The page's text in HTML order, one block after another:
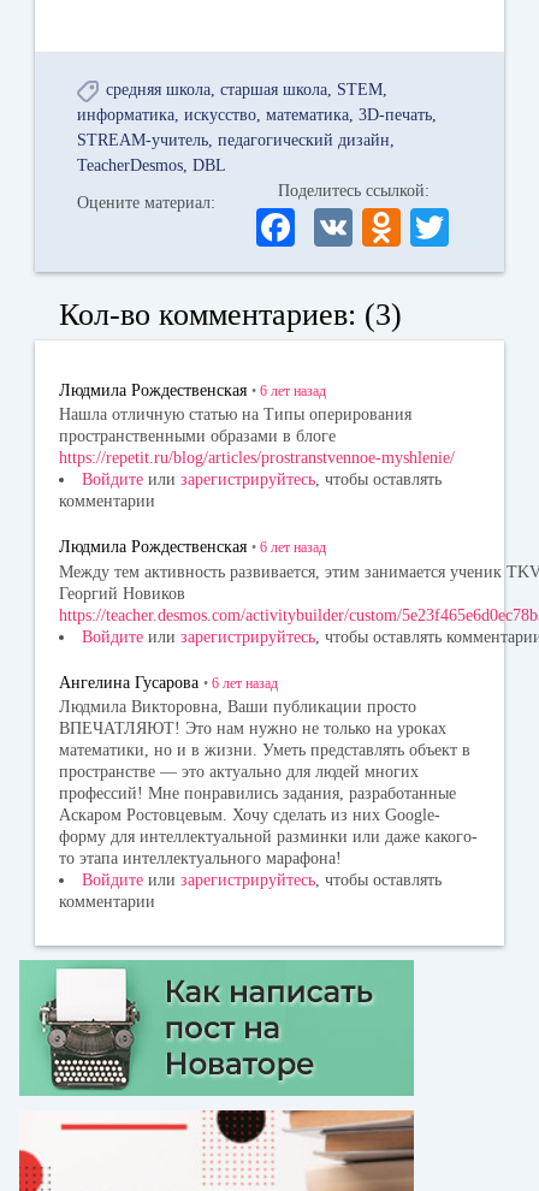
средняя школа старшая школа STEM
информатика искусство математика 3D-печать
STREAM-учитель педагогический дизайн
TeacherDesmos DBL
Оцените материал:
Поделитесь ссылкой:
Fa
ce
bo
ok
V
K
O
dn
la
ni
ki
wi
r
Кол-во комментариев: (3)
Людмила Рождественская • 6 лет назад
Нашла отличную статью на Типы оперирования
пространственными образами в блоге
https://repetit.ru/blog/articles/prostranstvennoe-myshlenie/
Войдите или зарегистрируйтесь, чтобы оставлять
комментарии
Людмила Рождественская • 6 лет назад
Между тем активность развивается, этим занимается ученик
Георгий Новиков
https://teacher.desmos.com/activitybuilder/custom/
Войдите или зарегистрируйтесь , чтобы оставлять
Ангелина Гусарова • 6 лет назад
Людмила Викторовна, Ваши публикации просто
ВПЕЧАТЛЯЮТ! Это нам нужно не только на уроках
математики, но и в жизни. Уметь представлять объект в
пространстве — это актуально для людей многих
профессий! Мне понравились задания, разработанные
Аскаром Ростовцевым. Хочу сделать из них Google-
форму для интеллектуальной разминки или даже какого-
то этапа интеллектуального марафона!
Войдите или зарегистрируйтесь, чтобы оставлять
комментарии